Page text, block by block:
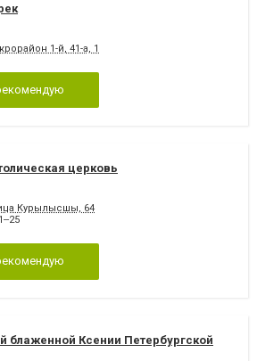
1-й, 41-а, 1
церковь
Курылысшы, 64
блаженной Ксении Петербургской